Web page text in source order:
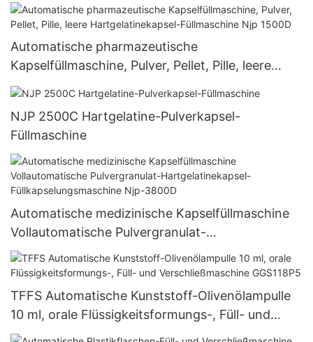
Automatische pharmazeutische
Kapselfüllmaschine, Pulver, Pellet, Pille, leere
Hartgelatinekapsel-Füllmaschine Njp 1500D
NJP 2500C Hartgelatine-Pulverkapsel-
Füllmaschine
Automatische medizinische Kapselfüllmaschine
Vollautomatische Pulvergranulat-
Hartgelatinekapsel-Füllkapselungsmaschine Njp-
3800D
TFFS Automatische Kunststoff-Olivenölampulle
10 ml, orale Flüssigkeitsformungs-, Füll- und
Verschließmaschine GGS118P5